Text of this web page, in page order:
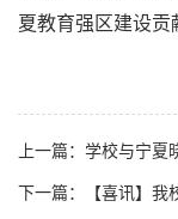
夏教育强区建设贡
上一篇：学校与宁